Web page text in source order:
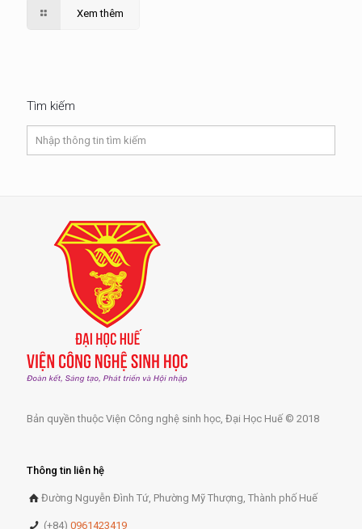
Xem thêm
Tìm kiếm
Bản quyền thuộc Viện Công nghệ sinh học, Đại Học Huế © 2018
Thông tin liên hệ
Đường Nguyễn Đình Tứ, Phường Mỹ Thượng, Thành phố Huế
(+84)0961423419